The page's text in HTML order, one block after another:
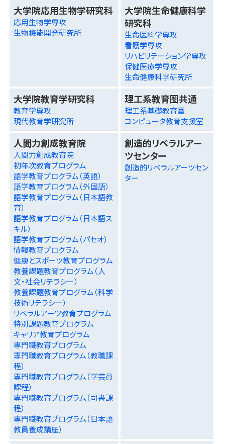
大学院応用生物学研究科
応用生物学専攻
生物機能開発研究所
大学院生命健康科学
研究科
生命医科学専攻
看護学専攻
リハビリテーション学専攻
保健医療学専攻
生命健康科学研究所
大学院教育学研究科
教育学専攻
現代教育学研究所
理工系教育圏共通
理工系基礎教育室
コンピュータ教育支援室
人間力創成教育院
人間力創成教育院
初年次教育プログラム
語学教育プログラム（英語）
語学教育プログラム（外国語）
語学教育プログラム（日本語教
育）
語学教育プログラム（日本語ス
キル）
語学教育プログラム（パセオ）
情報教育プログラム
健康とスポーツ教育プログラム
教養課題教育プログラム（人
文・社会リテラシー）
教養課題教育プログラム（科学
技術リテラシー）
リベラルアーツ教育プログラム
特別課題教育プログラム
キャリア教育プログラム
専門職教育プログラム
専門職教育プログラム（教職課
程）
専門職教育プログラム（学芸員
課程）
専門職教育プログラム（司書課
程）
専門職教育プログラム（日本語
教員養成講座）
創造的リベラルアー
ツセンター
創造的リベラルアーツセン
ター